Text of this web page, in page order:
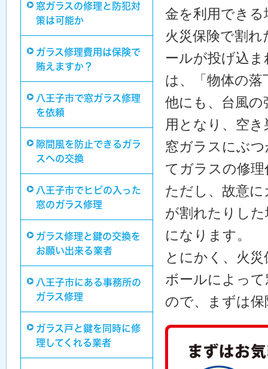
窓ガラスの修理と防犯対
策は可能か
ガラス修理費用は保険で
賄えますか？
八王子市で窓ガラス修理
を依頼
隙間風を防止できるガラ
スへの交換
八王子市でヒビの入った
窓のガラス修理
ガラス修理と鍵の交換を
お願い出来る業者
八王子市にある事務所の
ガラス修理
ガラス戸と鍵を同時に修
理してくれる業者
金を利用でき
火災保険で割
ールが投げ込
は、「物体の落
他にも、台風
用となり、空
窓ガラスにぶ
てガラスの修
ただし、故意
が割れたりし
になります。
とにかく、火
ボールによっ
ので、まずは